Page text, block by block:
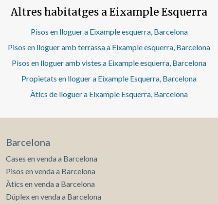
propietat no existeix certificat informatiu estatal de
referència dels preus de lloguer.No consta cap contracte
d'arrendament d'habitatge en els darrers 5 anys.Aquest
propietari ostenta la condició de gran tenidor.
amb dutxa. El lluminós saló-menjador, de generosa mida,
està equipat amb sofà i taula de menjador. Les habitacions
es lloguen sense mobles. El pis compta amb terra de
conductes. Disponible des de principis d'agost.* En
compliment de la Llei 12/2023 i la Llei 18/2007 informem
que:Índex de R.P.LL: 14,73 € / m2 Preu de referència
estatal 1.255,00 €Lloguer de l'últim contracte
d'arrendament: 1.550,00 €Aquest propietari no ostenta la
condició de gran tenidor.
Altres habitatges a Eixample Esquerra
Pisos en lloguer a Eixample esquerra, Barcelona
Pisos en lloguer amb terrassa a Eixample esquerra, Barcelona
Pisos en lloguer amb vistes a Eixample esquerra, Barcelona
Propietats en lloguer a Eixample Esquerra, Barcelona
Àtics de lloguer a Eixample Esquerra, Barcelona
Barcelona
Cases en venda a Barcelona
Pisos en venda a Barcelona
Àtics en venda a Barcelona
Dúplex en venda a Barcelona